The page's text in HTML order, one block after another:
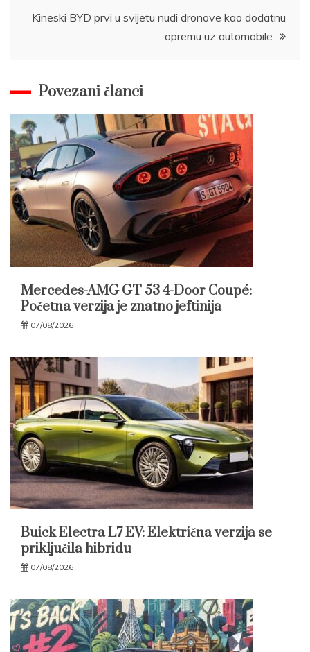
Kineski BYD prvi u svijetu nudi dronove kao dodatnu
opremu uz automobile
Povezani članci
Mercedes-AMG GT 53 4-Door Coupé:
Početna verzija je znatno jeftinija
07/08/2026
Buick Electra L7 EV: Električna verzija se
priključila hibridu
07/08/2026